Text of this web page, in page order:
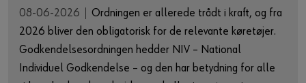
08-06-2026
Ordningen er allerede trådt i kraft, og fra
2026 bliver den obligatorisk for de relevante køretøjer.
Godkendelsesordningen hedder NIV – National
Individuel Godkendelse – og den har betydning for alle